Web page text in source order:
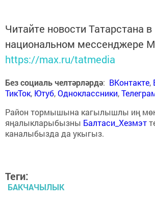
Читайте новости Татарстана в
национальном мессенджере
https://max.ru/tatmedia
Без социаль челтәрләрдә: ВКонтакте,
ТикТок, Ютуб,Одноклассники,
Район тормышына кагылышлы иң
яңалыкларыбызны Балтаси_Хезмэт
каналыбызда да укыгыз.
Теги:
БАКЧАЧЫЛЫК